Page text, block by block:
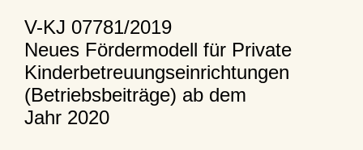
V-KJ 07781/2019
Neues Fördermodell für Private
Kinderbetreuungseinrichtungen
(Betriebsbeiträge) ab dem
Jahr 2020